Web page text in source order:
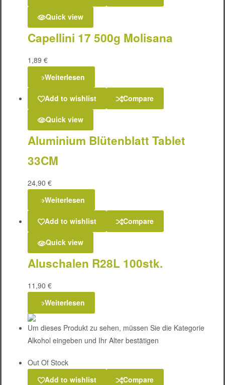
Quick view
Capellini 17 500g Molisana
1,89 €
Weiterlesen
Add to wishlist Compare
Quick view
Aluminium Blütenblatt Tablet
33CM
24,90 €
Weiterlesen
Add to wishlist Compare
Quick view
Aluschalen R28L 100stk.
11,90 €
Weiterlesen
Um dieses Produkt zu sehen, müssen Sie die Kategorie
Alkohol eingeben und Ihr Alter bestätigen
Out Of Stock
Add to wishlist
Compare